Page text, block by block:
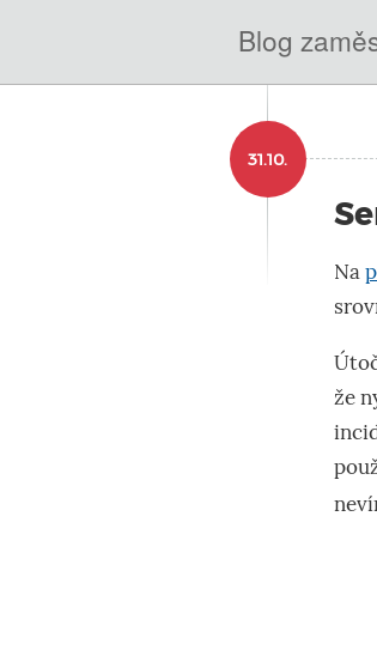
Blog
@
SOA
31.10.
Na
že